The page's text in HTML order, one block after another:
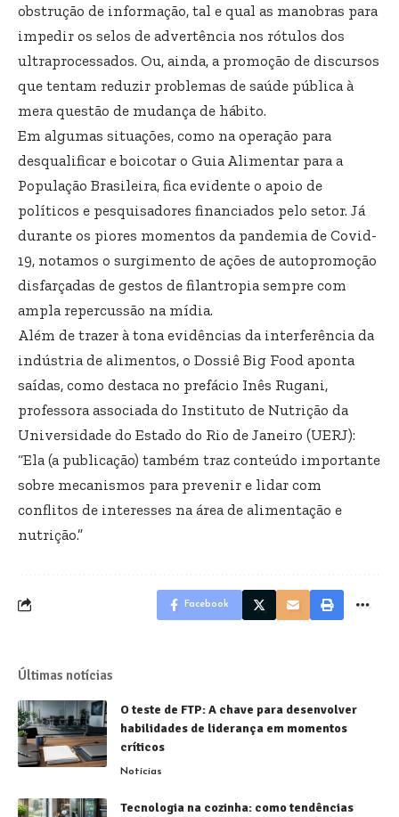
obstrução de informação, tal e qual as manobras para
impedir os selos de advertência nos rótulos dos
ultraprocessados. Ou, ainda, a promoção de discursos
que tentam reduzir problemas de saúde pública à
mera questão de mudança de hábito.
Em algumas situações, como na operação para
desqualificar e boicotar o Guia Alimentar para a
População Brasileira, fica evidente o apoio de
políticos e pesquisadores financiados pelo setor. Já
durante os piores momentos da pandemia de Covid-
19, notamos o surgimento de ações de autopromoção
disfarçadas de gestos de filantropia sempre com
ampla repercussão na mídia.
Além de trazer à tona evidências da interferência da
indústria de alimentos, o Dossiê Big Food aponta
saídas, como destaca no prefácio Inês Rugani,
professora associada do Instituto de Nutrição da
Universidade do Estado do Rio de Janeiro (UERJ):
“Ela (a publicação) também traz conteúdo importante
sobre mecanismos para prevenir e lidar com
conflitos de interesses na área de alimentação e
nutrição.”
Facebook
Últimas notícias
O teste de FTP: A chave para desenvolver
habilidades de liderança em momentos
críticos
Notícias
Tecnologia na cozinha: como tendências